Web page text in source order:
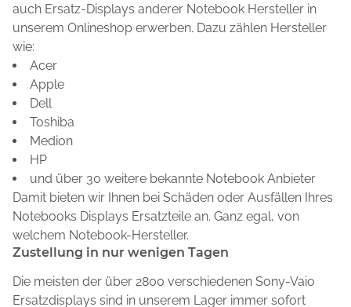
auch Ersatz-Displays anderer Notebook Hersteller in
unserem Onlineshop erwerben. Dazu zählen Hersteller
wie:
Acer
Apple
Dell
Toshiba
Medion
HP
und über 30 weitere bekannte Notebook Anbieter
Damit bieten wir Ihnen bei Schäden oder Ausfällen Ihres
Notebooks Displays Ersatzteile an. Ganz egal, von
welchem Notebook-Hersteller.
Zustellung in nur wenigen Tagen
Die meisten der über 2800 verschiedenen Sony-Vaio
Ersatzdisplays sind in unserem Lager immer sofort